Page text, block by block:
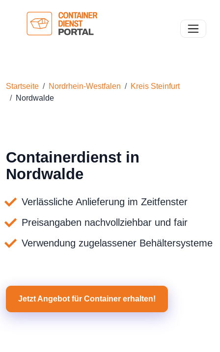
Toggle
Startseite Nordrhein-Westfalen
Kreis Steinfurt
Nordwalde
Containerdienst in
Nordwalde
Verlässliche Anlieferung im Zeitfenster
Preisangaben nachvollziehbar und fair
Verwendung zugelassener Behältersysteme
Jetzt Angebot für Container erhalten!